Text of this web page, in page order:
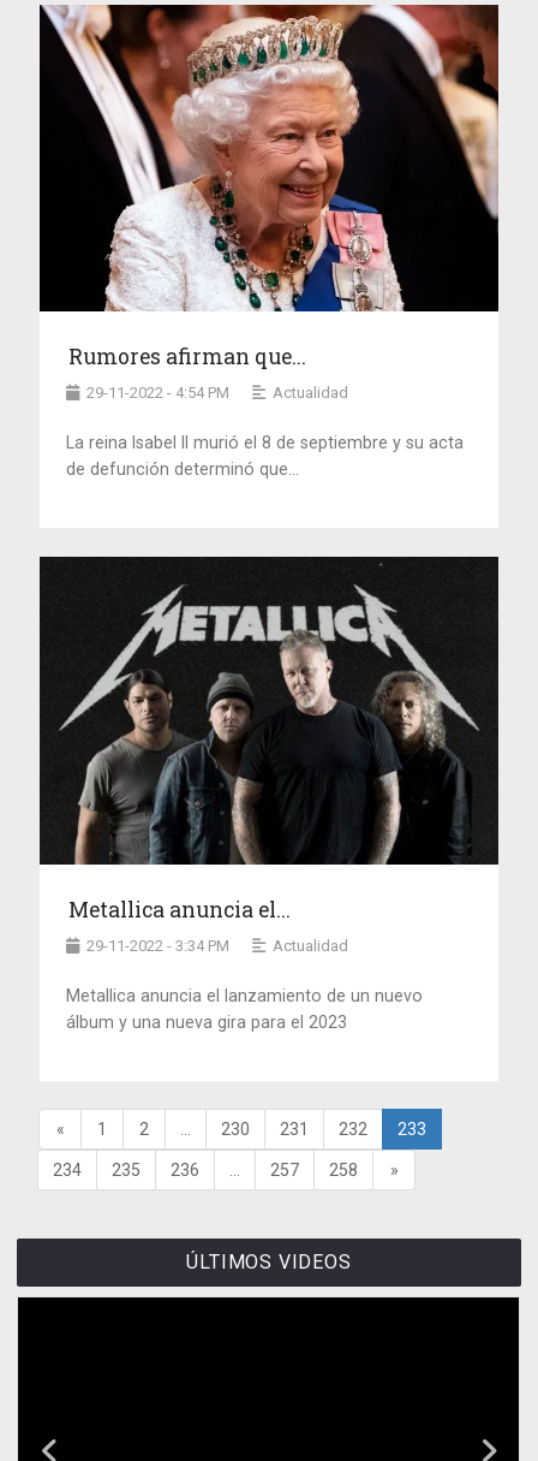
Rumores afirman que...
29-11-2022 - 4:54 PM Actualidad
La reina Isabel II murió el 8 de septiembre y su acta
de defunción determinó que...
Metallica anuncia el...
29-11-2022 - 3:34 PM Actualidad
Metallica anuncia el lanzamiento de un nuevo
álbum y una nueva gira para el 2023
« 1 2 230 231 232 233
234 235 236 257 258 »
ÚLTIMOS VIDEOS